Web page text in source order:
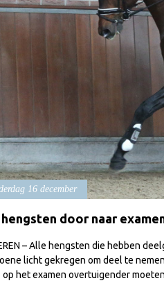
16 december
door naar
– Alle hengsten die hebben
licht gekregen om deel te
op het examen overtuigender